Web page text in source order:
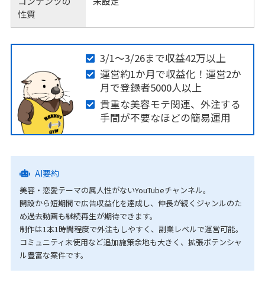
性質
3/1～3/26まで収益42万以上
運営約1か月で収益化！運営2か
月で登録者5000人以上
貴重な美容モテ関連、外注する
手間が不要なほどの簡易運用
AI要約
美容・恋愛テーマの属人性がないYouTubeチャンネル。
開設から短期間で広告収益化を達成し、伸長が続くジャンルのた
め過去動画も継続再生が期待できます。
制作は1本1時間程度で外注もしやすく、副業レベルで運営可能。
コミュニティ未使用など追加施策余地も大きく、拡張ポテンシャ
ル豊富な案件です。